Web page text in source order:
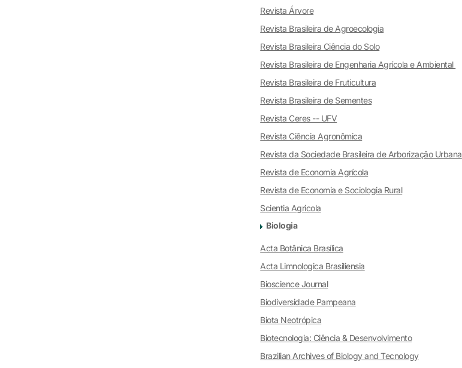
Revista Árvore
Revista Brasileira de Agroecologia
Revista Brasileira Ciência do Solo
Revista Brasileira de Engenharia Agrícola e Ambiental
Revista Brasileira de Fruticultura
Revista Brasileira de Sementes
Revista Ceres -- UFV
Revista Ciência Agronômica
Revista da Sociedade Brasileira de Arborização Urbana
Revista de Economia Agrícola
Revista de Economia e Sociologia Rural
Scientia Agricola
Biologia
Acta Botânica Brasílica
Acta Limnologica Brasiliensia
Bioscience Journal
Biodiversidade Pampeana
Biota Neotrópica
Biotecnologia: Ciência & Desenvolvimento
Brazilian Archives of Biology and Tecnology